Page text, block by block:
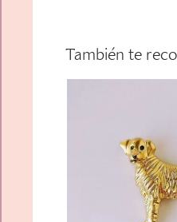
También te